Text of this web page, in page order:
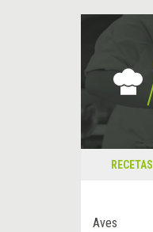
RECETAS
Aves